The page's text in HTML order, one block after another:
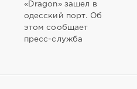
«Dragon» зашел в
одесский порт. Об
этом сообщает
пресс-служба